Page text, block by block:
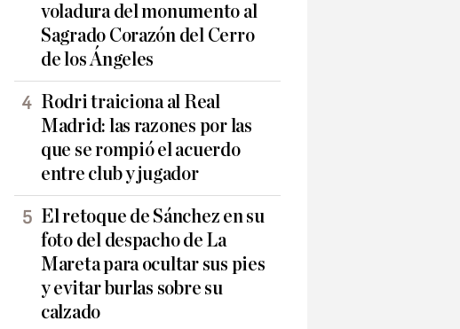
voladura del monumento al
Sagrado Corazón del Cerro
de los Ángeles
Rodri traiciona al Real
Madrid: las razones por las
que se rompió el acuerdo
entre club y jugador
El retoque de Sánchez en su
foto del despacho de La
Mareta para ocultar sus pies
y evitar burlas sobre su
calzado